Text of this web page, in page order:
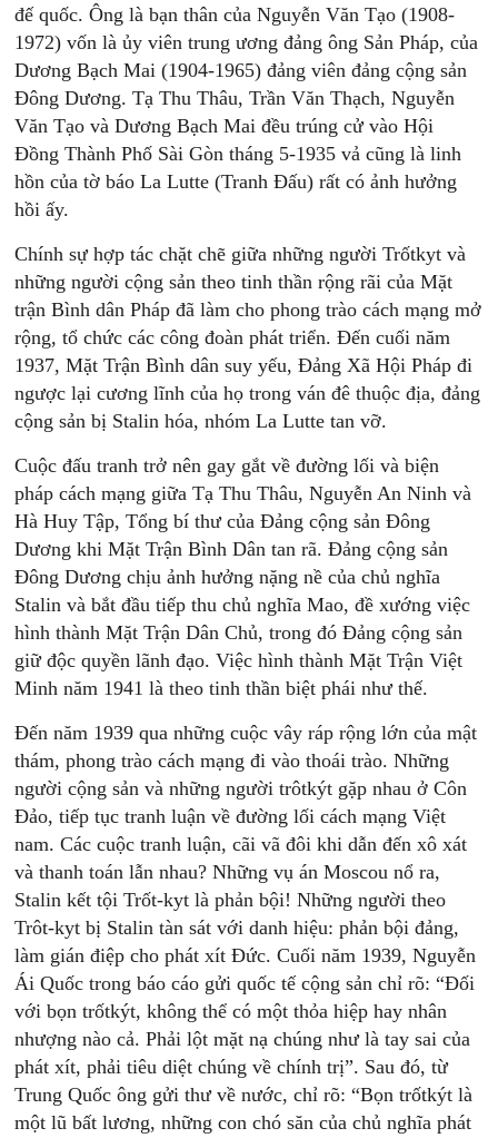
đế quốc. Ông là bạn thân của Nguyễn Văn Tạo (1908-
1972) vốn là ủy viên trung ương đảng ông Sản Pháp, của
Dương Bạch Mai (1904-1965) đảng viên đảng cộng sản
Đông Dương. Tạ Thu Thâu, Trần Văn Thạch, Nguyễn
Văn Tạo và Dương Bạch Mai đều trúng cử vào Hội
Đồng Thành Phố Sài Gòn tháng 5-1935 vả cũng là linh
hồn của tờ báo La Lutte (Tranh Đấu) rất có ảnh hưởng
hồi ấy.
Chính sự hợp tác chặt chẽ giữa những người Trốtkyt và
những người cộng sản theo tinh thần rộng rãi của Mặt
trận Bình dân Pháp đã làm cho phong trào cách mạng mở
rộng, tổ chức các công đoàn phát triển. Đến cuối năm
1937, Mặt Trận Bình dân suy yếu, Đảng Xã Hội Pháp đi
ngược lại cương lĩnh của họ trong ván đê thuộc địa, đảng
cộng sản bị Stalin hóa, nhóm La Lutte tan vỡ.
Cuộc đấu tranh trở nên gay gắt về đường lối và biện
pháp cách mạng giữa Tạ Thu Thâu, Nguyễn An Ninh và
Hà Huy Tập, Tổng bí thư của Đảng cộng sản Đông
Dương khi Mặt Trận Bình Dân tan rã. Đảng cộng sản
Đông Dương chịu ảnh hưởng nặng nề của chủ nghĩa
Stalin và bắt đầu tiếp thu chủ nghĩa Mao, đề xướng việc
hình thành Mặt Trận Dân Chủ, trong đó Đảng cộng sản
giữ độc quyền lãnh đạo. Việc hình thành Mặt Trận Việt
Minh năm 1941 là theo tinh thần biệt phái như thế.
Đến năm 1939 qua những cuộc vây ráp rộng lớn của mật
thám, phong trào cách mạng đi vào thoái trào. Những
người cộng sản và những người trôtkýt gặp nhau ở Côn
Đảo, tiếp tục tranh luận về đường lối cách mạng Việt
nam. Các cuộc tranh luận, cãi vã đôi khi dẫn đến xô xát
và thanh toán lẫn nhau? Những vụ án Moscou nổ ra,
Stalin kết tội Trốt-kyt là phản bội! Những người theo
Trôt-kyt bị Stalin tàn sát với danh hiệu: phản bội đảng,
làm gián điệp cho phát xít Đức. Cuối năm 1939, Nguyễn
Ái Quốc trong báo cáo gửi quốc tế cộng sản chỉ rõ: “Đối
với bọn trốtkýt, không thể có một thỏa hiệp hay nhân
nhượng nào cả. Phải lột mặt nạ chúng như là tay sai của
phát xít, phải tiêu diệt chúng về chính trị”. Sau đó, từ
Trung Quốc ông gửi thư về nước, chỉ rõ: “Bọn trốtkýt là
một lũ bất lương, những con chó săn của chủ nghĩa phát